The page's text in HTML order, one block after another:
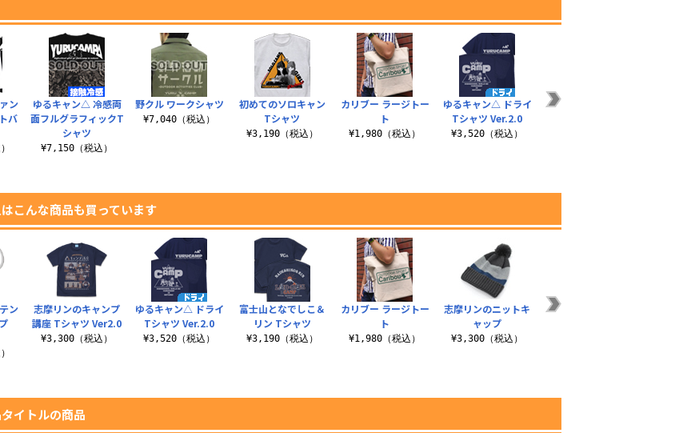
野クル ワークシャツ
¥7,040（税込）
初めてのソロキャン
Tシャツ
¥3,190（税込）
カリブー ラージトー
ト
¥1,980（税込）
ゆるキャン△ ドライ
Tシャツ Ver.2.0
¥3,520（税込）
INDOORなでしこ T
ン
バ
ゆるキャン△ 冷感両
面フルグラフィックT
シャツ
¥7,150（税込）
こんな商品も買っています
ゆるキャン△ ドライ
Tシャツ Ver.2.0
¥3,520（税込）
富士山となでしこ＆
リン Tシャツ
¥3,190（税込）
カリブー ラージトー
ト
¥1,980（税込）
志摩リンのニットキ
ャップ
¥3,300（税込）
なでしこ 3DVIEW T
ン
志摩リンのキャンプ
講座 Tシャツ Ver2.0
¥3,300（税込）
イトルの商品